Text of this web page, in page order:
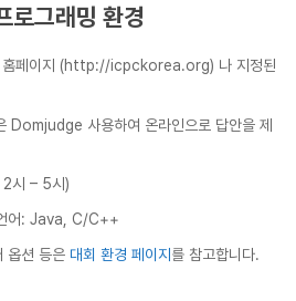
로그래밍 환경
홈페이지 (http://icpckorea.org) 나 지정된
Domjudge 사용하여 온라인으로 답안을 제
2시 – 5시)
어: Java, C/C++
옵션 등은 대회 환경 페이지 를 참고합니다.